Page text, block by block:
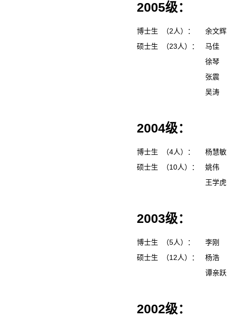
2005级：
博士生 （2人）：
余文
硕士生 （23人）：
马佳
徐琴
张震
吴涛
2004级：
博士生 （4人）：
杨慧
硕士生 （10人）：
姚伟
王学
2003级：
博士生 （5人）：
李刚
硕士生 （12人）：
杨浩
谭亲
2002级：